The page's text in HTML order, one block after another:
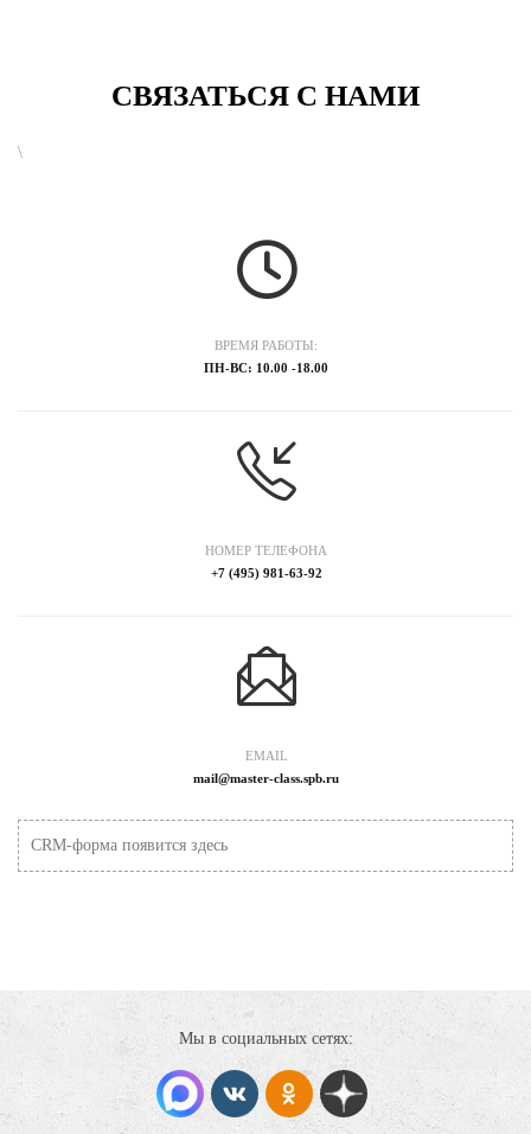
CRM-форма появится здесь
СВЯЗАТЬСЯ С НАМИ
\
ВРЕМЯ РАБОТЫ:
ПН-ВС: 10.00 -18.00
НОМЕР ТЕЛЕФОНА
+7 (495) 981-63-92
EMAIL
mail@master-class.spb.ru
Мы в социальных сетях: